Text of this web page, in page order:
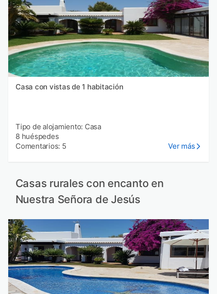
Casa con vistas de 1 habitación
Tipo de alojamiento: Casa
8 huéspedes
Comentarios: 5
Ver más
Casas rurales con encanto en
Nuestra Señora de Jesús